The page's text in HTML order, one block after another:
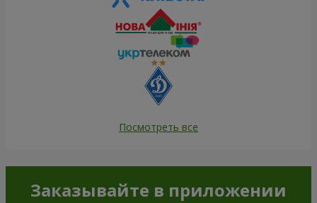
Посмотреть все
Заказывайте в приложении